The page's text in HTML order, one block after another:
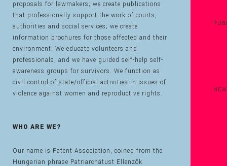
proposals for lawmakers; we create publications
that professionally support the work of courts,
authorities and social services; we create
information brochures for those affected and their
environment. We educate volunteers and
professionals, and we have guided self-help self-
awareness groups for survivors. We function as
civil control of state/official activities in issues of
violence against women and reproductive rights.
WHO ARE WE?
Our name is Patent Association, coined from the
Hungarian phrase Patriarchátust Ellenzők